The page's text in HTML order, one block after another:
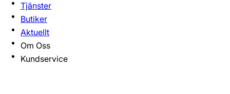
Tjänster
Butiker
Aktuellt
Om Oss
Kundservice